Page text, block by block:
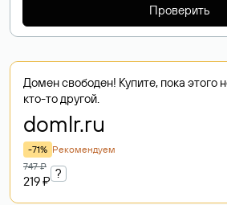
Проверить
Домен свободен! Купите, пока этого
кто-то другой.
domlr.ru
-71% Рекомендуем
747 ₽
219 ₽
?